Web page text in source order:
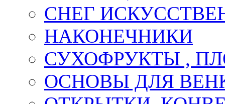
СНЕГ
НАКОНЕЧНИКИ
СУХОФРУКТЫ ,
ОСНОВЫ ДЛЯ